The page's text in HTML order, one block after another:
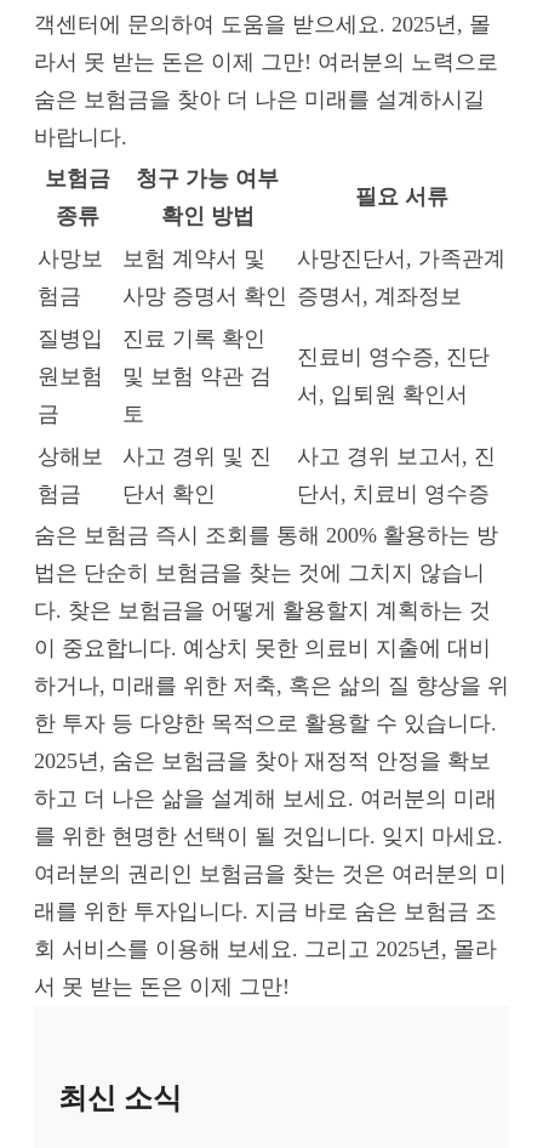
객센터에 문의하여 도움을 받으세요. 2025년, 몰
라서 못 받는 돈은 이제 그만! 여러분의 노력으로
숨은 보험금을 찾아 더 나은 미래를 설계하시길
바랍니다.
보험금
종류
청구 가능 여부
확인 방법
필요 서류
사망보
험금
보험 계약서 및
사망 증명서 확인
사망진단서, 가족관계
증명서, 계좌정보
질병입
원보험
금
진료 기록 확인
및 보험 약관 검
토
진료비 영수증, 진단
서, 입퇴원 확인서
상해보
험금
사고 경위 및 진
단서 확인
사고 경위 보고서, 진
단서, 치료비 영수증
숨은 보험금 즉시 조회를 통해 200% 활용하는 방
법은 단순히 보험금을 찾는 것에 그치지 않습니
다. 찾은 보험금을 어떻게 활용할지 계획하는 것
이 중요합니다. 예상치 못한 의료비 지출에 대비
하거나, 미래를 위한 저축, 혹은 삶의 질 향상을 위
한 투자 등 다양한 목적으로 활용할 수 있습니다.
2025년, 숨은 보험금을 찾아 재정적 안정을 확보
하고 더 나은 삶을 설계해 보세요. 여러분의 미래
를 위한 현명한 선택이 될 것입니다. 잊지 마세요.
여러분의 권리인 보험금을 찾는 것은 여러분의 미
래를 위한 투자입니다. 지금 바로 숨은 보험금 조
회 서비스를 이용해 보세요. 그리고 2025년, 몰라
서 못 받는 돈은 이제 그만!
최신 소식